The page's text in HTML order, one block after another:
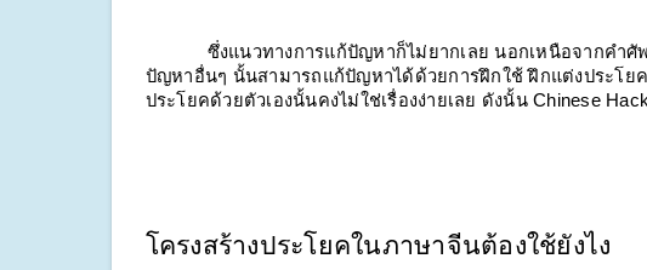
ซึ่งแนวทางการแก้ปัญหาก็ไม่ยากเลย นอกเหนือจากคำศัพ
ปัญหาอื่นๆ นั้นสามารถแก้ปัญหาได้ด้วยการฝึกใช้ ฝึกแต่งประโย
ประโยคด้วยตัวเองนั้นคงไม่ใช่เรื่องง่ายเลย ดังนั้น Chinese
โครงสร้างประโยคในภาษาจีนต้องใช้ยังไง